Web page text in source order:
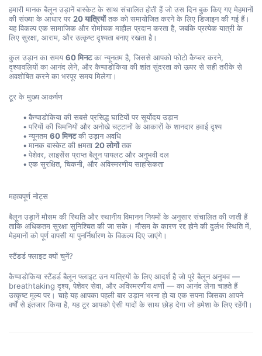
हमारी मानक बैलून उड़ानें बास्केट के साथ संचालित होती हैं जो उस दिन बुक किए गए मेहमानों
की संख्या के आधार पर 20 यात्रियों तक को समायोजित करने के लिए डिजाइन की गई हैं।
यह विकल्प एक सामाजिक और रोमांचक माहौल प्रदान करता है, जबकि प्रत्येक यात्री के
लिए सुरक्षा, आराम, और उत्कृष्ट दृश्यता बनाए रखता है।
कुल उड़ान का समय 60 मिनट का न्यूनतम है, जिससे आपको फोटो कैप्चर करने,
दृश्यावलियों का आनंद लेने, और कैप्पाडोकिया की शांत सुंदरता को ऊपर से सही तरीके से
अवशोषित करने का भरपूर समय मिलेगा।
टूर के मुख्य आकर्षण
कैप्पाडोकिया की सबसे प्रसिद्ध घाटियों पर सूर्योदय उड़ान
परियों की चिमनियों और अनोखे चट्टानों के आकारों के शानदार हवाई दृश्य
न्यूनतम 60 मिनट की उड़ान अवधि
मानक बास्केट की क्षमता 20 लोगों तक
पेशेवर, लाइसेंस प्राप्त बैलून पायलट और अनुभवी दल
एक सुरक्षित, चिकनी, और अविस्मरणीय साहसिकता
महत्वपूर्ण नोट्स
बैलून उड़ानें मौसम की स्थिति और स्थानीय विमानन नियमों के अनुसार संचालित की जाती हैं
ताकि अधिकतम सुरक्षा सुनिश्चित की जा सके। मौसम के कारण रद्द होने की दुर्लभ स्थिति में,
मेहमानों को पूर्ण वापसी या पुनर्निर्धारण के विकल्प दिए जाएंगे।
स्टैंडर्ड फ्लाइट क्यों चुनें?
कैप्पाडोकिया स्टैंडर्ड बैलून फ्लाइट उन यात्रियों के लिए आदर्श है जो पूरे बैलून अनुभव —
breathtaking दृश्य, पेशेवर सेवा, और अविस्मरणीय क्षणों — का आनंद लेना चाहते हैं
उत्कृष्ट मूल्य पर। चाहे यह आपका पहली बार उड़ान भरना हो या एक सपना जिसका आपने
वर्षों से इंतजार किया है, यह टूर आपको ऐसी यादों के साथ छोड़ देगा जो हमेशा के लिए रहेंगी।